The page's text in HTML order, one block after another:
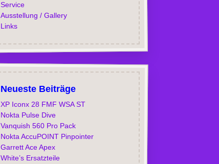
Service
Ausstellung / Gallery
Links
Neueste Beiträge
XP Iconx 28 FMF WSA ST
Nokta Pulse Dive
Vanquish 560 Pro Pack
Nokta AccuPOINT Pinpointer
Garrett Ace Apex
White’s Ersatzteile